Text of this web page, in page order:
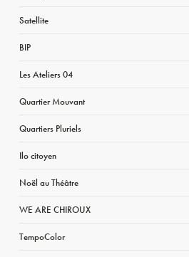
Satellite
BIP
Les Ateliers 04
Quartier Mouvant
Quartiers Pluriels
Ilo citoyen
Noël au Théâtre
WE ARE CHIROUX
TempoColor